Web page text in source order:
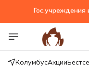
КолумбусАкции